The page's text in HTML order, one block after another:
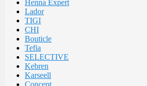
Henna Expert
Lador
TIGI
CHI
Bouticle
Tefia
SELECTIVE
Kebren
Karseell
Concept